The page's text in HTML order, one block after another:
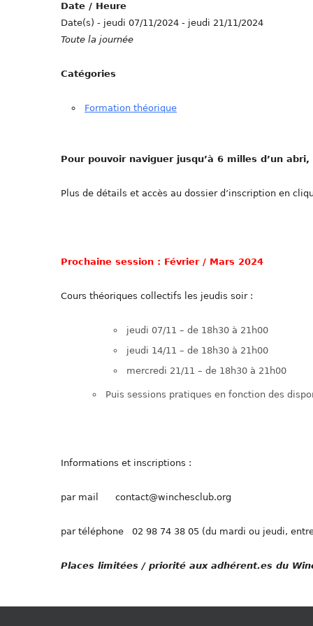
Date / Heure
Date(s) - jeudi 07/11/2024 - jeudi 21/11/2024
Toute la journée
Catégories
Formation théorique
Pour pouvoir naviguer jusqu’à 6 milles d’un
Plus de détails et accès au dossier d’inscription en
Prochaine session : Février / Mars 2024
Cours théoriques collectifs les jeudis soir :
jeudi 07/11 – de 18h30 à 21h00
jeudi 14/11 – de 18h30 à 21h00
mercredi 21/11 – de 18h30 à 21h00
Puis sessions pratiques en fonction des
Informations et inscriptions :
par mail contact@winchesclub.org
par téléphone 02 98 74 38 05 (du mardi ou jeudi,
Places limitées / priorité aux adhérent.es du